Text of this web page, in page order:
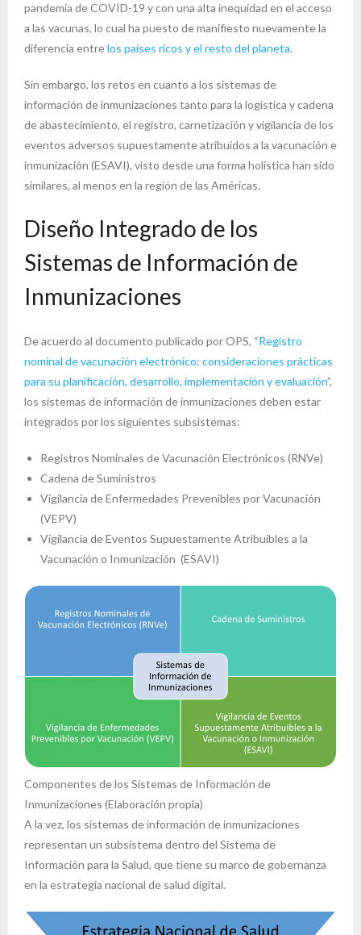
pandemia de COVID-19 y con una alta inequidad en el acceso
a las vacunas, lo cual ha puesto de manifiesto nuevamente la
diferencia entrelos países ricos y el resto del planeta.
Sin embargo, los retos en cuanto a los sistemas de
información de inmunizaciones tanto para la logística y cadena
de abastecimiento, el registro, carnetización y vigilancia de los
eventos adversos supuestamente atribuidos a la vacunación e
inmunización (ESAVI), visto desde una forma holística han sido
similares, al menos en la región de las Américas.
Diseño Integrado de los
Sistemas de Información de
Inmunizaciones
De acuerdo al documento publicado por OPS, “Registro
nominal de vacunación electrónico: consideraciones prácticas
para su planificación, desarrollo, implementación y evaluación”,
los sistemas de información de inmunizaciones deben estar
integrados por los siguientes subsistemas:
Registros Nominales de Vacunación Electrónicos (RNVe)
Cadena de Suministros
Vigilancia de Enfermedades Prevenibles por Vacunación
(VEPV)
Vigilancia de Eventos Supuestamente Atribuibles a la
Vacunación o Inmunización (ESAVI)
Componentes de los Sistemas de Información de
Inmunizaciones (Elaboración propia)
A la vez, los sistemas de información de inmunizaciones
representan un subsistema dentro del Sistema de
Información para la Salud, que tiene su marco de gobernanza
en la estrategia nacional de salud digital.